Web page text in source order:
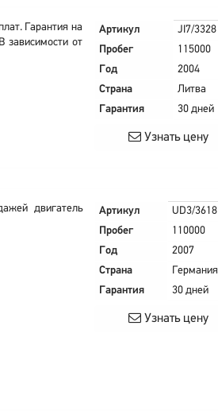
Гарантия на
зависимости от
Артикул
JI7/3328
Пробег
115000
Год
2004
Страна
Литва
Гарантия
30 дней
Узнать цену
двигатель
Артикул
UD3/3618
Пробег
110000
Год
2007
Страна
Германия
Гарантия
30 дней
Узнать цену